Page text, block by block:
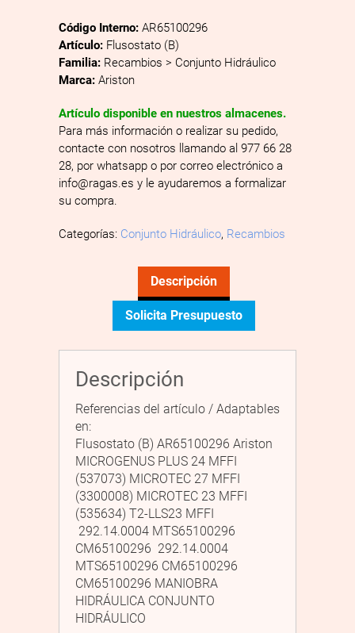
Código Interno: AR65100296
Artículo: Flusostato (B)
Familia: Recambios > Conjunto Hidráulico
Marca: Ariston
Artículo disponible en nuestros almacenes.
Para más información o realizar su pedido,
contacte con nosotros llamando al 977 66 28
28, por whatsapp o por correo electrónico a
info@ragas.es y le ayudaremos a formalizar
su compra.
Categorías: Conjunto Hidráulico, Recambios
Descripción
Solicita Presupuesto
Descripción
Referencias del artículo / Adaptables
en:
Flusostato (B) AR65100296 Ariston
MICROGENUS PLUS 24 MFFI
(537073) MICROTEC 27 MFFI
(3300008) MICROTEC 23 MFFI
(535634) T2-LLS23 MFFI
292.14.0004 MTS65100296
CM65100296 292.14.0004
MTS65100296 CM65100296
CM65100296 MANIOBRA
HIDRÁULICA CONJUNTO
HIDRÁULICO